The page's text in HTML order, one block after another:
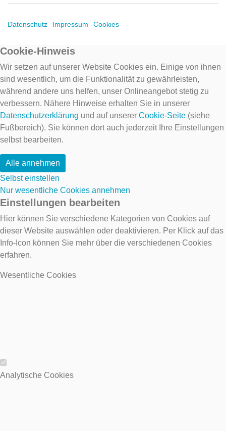
Datenschutz Impressum Cookies
Cookie-Hinweis
Wir setzen auf unserer Website Cookies ein. Einige von ihnen
sind wesentlich, um die Funktionalität zu gewährleisten,
während andere uns helfen, unser Onlineangebot stetig zu
verbessern. Nähere Hinweise erhalten Sie in unserer
Datenschutzerklärung und auf unserer Cookie-Seite (siehe
Fußbereich). Sie können dort auch jederzeit Ihre Einstellungen
selbst bearbeiten.
Alle annehmen
Selbst einstellen
Nur wesentliche Cookies annehmen
Einstellungen bearbeiten
Hier können Sie verschiedene Kategorien von Cookies auf
dieser Website auswählen oder deaktivieren. Per Klick auf das
Info-Icon können Sie mehr über die verschiedenen Cookies
erfahren.
Wesentliche Cookies
Wesentliche Cookies
Analytische Cookies